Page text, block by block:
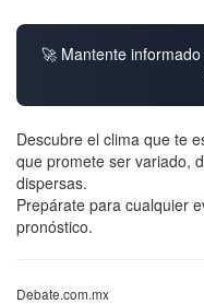
🚀 Mantente
Descubre el clima que te
que promete ser variado,
dispersas.
Prepárate para cualquier
pronóstico.
Debate.com.mx